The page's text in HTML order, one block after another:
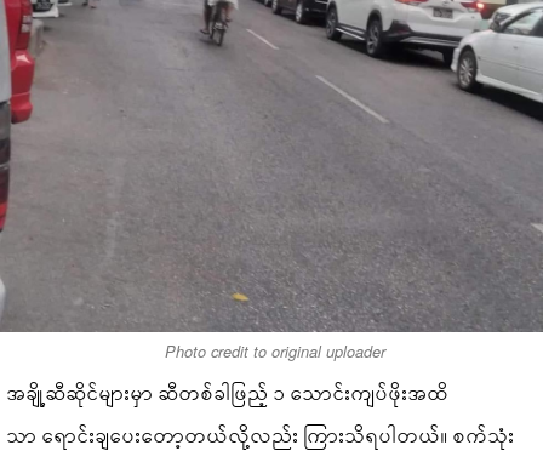
Photo credit to original uploader
အချို့ဆီဆိုင်များမှာ ဆီတစ်ခါဖြည့် ၁ သောင်းကျပ်ဖိုးအထိ
သာ ရောင်းချပေးတော့တယ်လို့လည်း ကြားသိရပါတယ်။ စက်သုံး